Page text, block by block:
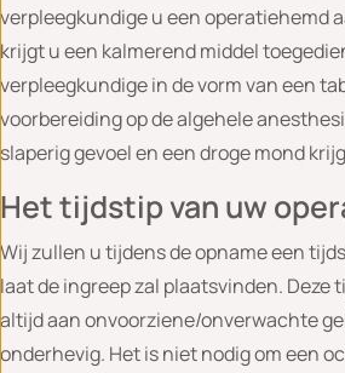
verpleegkundige u een operatiehemd
krijgt u een kalmerend middel
verpleegkundige in de vorm van een
voorbereiding op de algehele
slaperig gevoel en een droge mond
Het tijdstip van uw
Wij zullen u tijdens de opname een
laat de ingreep zal plaatsvinden. Deze
altijd aan onvoorziene/onverwachte
onderhevig. Het is niet nodig om een